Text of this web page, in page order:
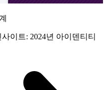
이트: 2024년 아이덴티티